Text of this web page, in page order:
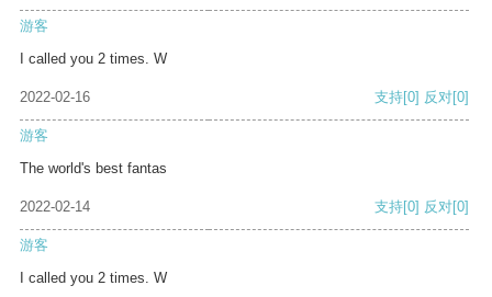
游客
I called you 2 times. W
2022-02-16 支持[0] 反对[0]
游客
The world's best fantas
2022-02-14 支持[0] 反对[0]
游客
I called you 2 times. W